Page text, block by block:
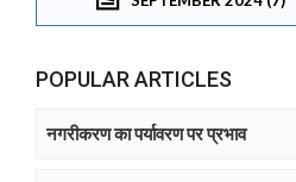
POPULAR ARTICLES
नगरीकरण का पर्यावरण पर प्रभाव